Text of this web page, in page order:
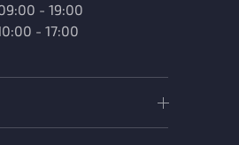
- 19:00
- 17:00